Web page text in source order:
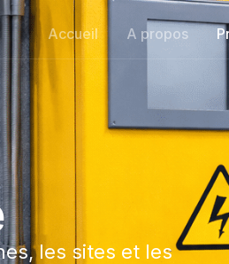
Accueil A propos
les sites et les